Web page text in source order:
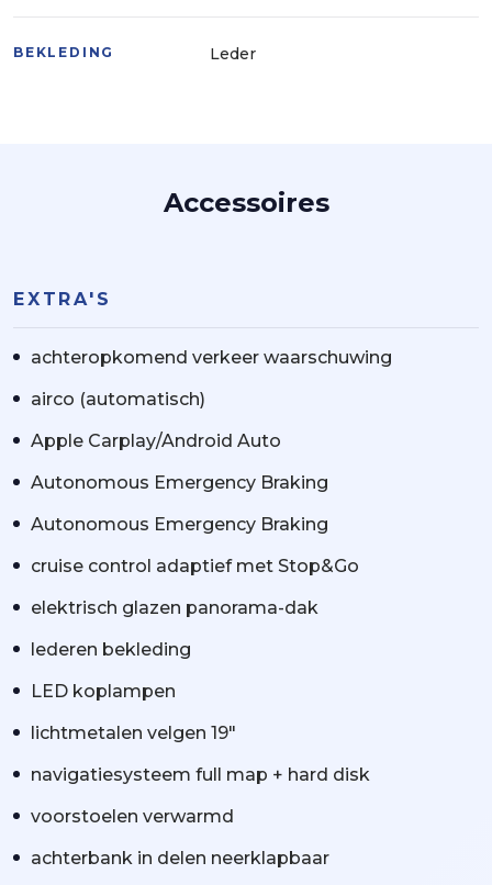
BEKLEDING Leder
Accessoires
EXTRA'S
achteropkomend verkeer waarschuwing
airco (automatisch)
Apple Carplay/Android Auto
Autonomous Emergency Braking
Autonomous Emergency Braking
cruise control adaptief met Stop&Go
elektrisch glazen panorama-dak
lederen bekleding
LED koplampen
lichtmetalen velgen 19"
navigatiesysteem full map + hard disk
voorstoelen verwarmd
achterbank in delen neerklapbaar